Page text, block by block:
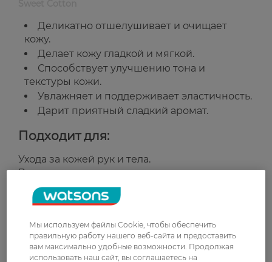
Деликатно отшелушивает и очищает
кожу.
Делает кожу гладкой и мягкой.
Способствует улучшению тона и
текстуры кожи.
Увлажняет и поддерживает эластичность.
Дарит приятный сладкий аромат.
Подходит для:
Ухода за кожей рук и тела.
Всех типов кожи.
Примечание:цвет средства может немного
отличаться от изображения на фото.
Страна-производитель:Украина
Мы используем файлы Cookie, чтобы обеспечить
правильную работу нашего веб-сайта и предоставить
вам максимально удобные возможности. Продолжая
использовать наш сайт, вы соглашаетесь на